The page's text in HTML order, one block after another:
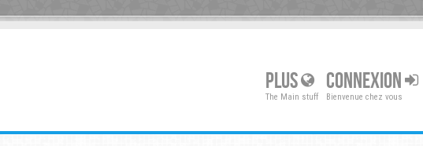
PLUS
The Main stuff
CONNEXION
Bienvenue chez vous